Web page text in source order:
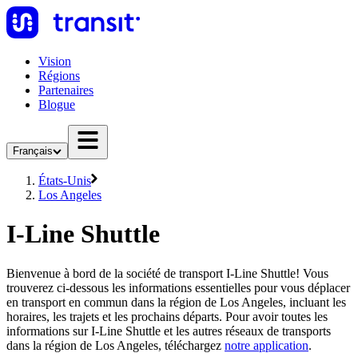
Vision
Régions
Partenaires
Blogue
Français
États-Unis
Los Angeles
I-Line Shuttle
Bienvenue à bord de la société de transport I-Line Shuttle! Vous
trouverez ci-dessous les informations essentielles pour vous déplacer
en transport en commun dans la région de Los Angeles, incluant les
horaires, les trajets et les prochains départs. Pour avoir toutes les
informations sur I-Line Shuttle et les autres réseaux de transports
dans la région de Los Angeles, téléchargez notre application.